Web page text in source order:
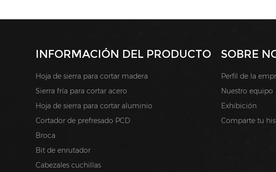
INFORMACIÓN DEL PRODUCTO
Hoja de sierra para cortar madera
Sierra fría para cortar acero
Hoja de sierra para cortar aluminio
Cortador de prefresado PCD
Broca
Bit de enrutador
Cabezales cuchillas
SOBRE
Perfil de la
Nuestro equipo
Exhibición
Comparte tu